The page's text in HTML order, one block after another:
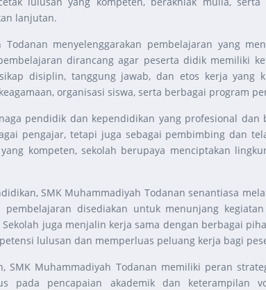
lanjutan.
menyelenggarakan pembelajaran yang
dirancang agar peserta didik memiliki
disiplin, tanggung jawab, dan etos kerja yang
organisasi siswa, serta berbagai program
pendidik dan kependidikan yang profesional dan
pengajar, tetapi juga sebagai pembimbing dan
kompeten, sekolah berupaya menciptakan
SMK Muhammadiyah Todanan senantiasa
disediakan untuk menunjang
juga menjalin kerja sama dengan berbagai
lulusan dan memperluas peluang kerja bagi
SMK Muhammadiyah Todanan memiliki peran
pada pencapaian akademik dan keterampilan